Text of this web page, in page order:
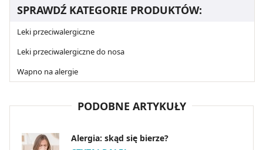
SPRAWDŹ KATEGORIE PRODUKTÓW:
Leki przeciwalergiczne
Leki przeciwalergiczne do nosa
Wapno na alergie
PODOBNE ARTYKUŁY
Alergia: skąd się bierze?